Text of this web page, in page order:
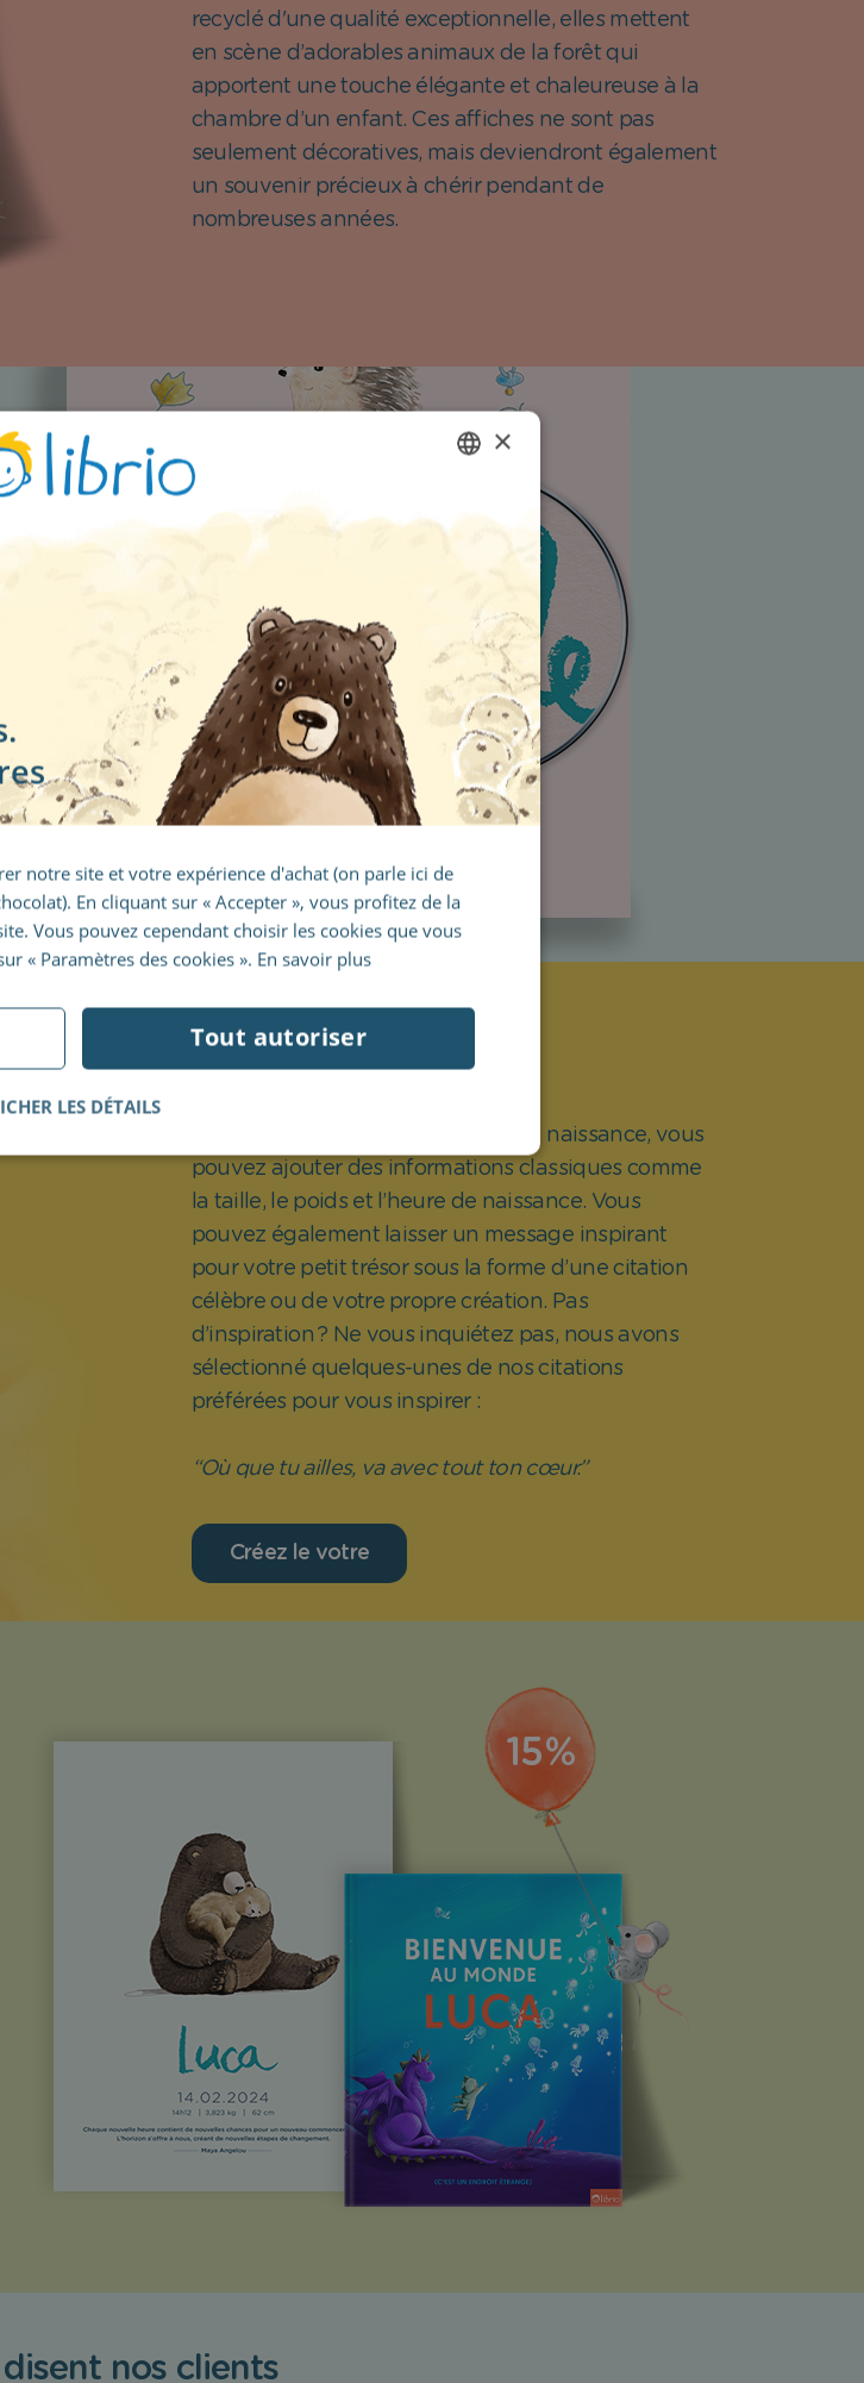
recyclé d'une qualité exceptionnelle, elles mettent
en scène d’adorables animaux de la forêt qui
apportent une touche élégante et chaleureuse à la
chambre d’un enfant. Ces affiches ne sont pas
seulement décoratives, mais deviendront également
un souvenir précieux à chérir pendant de
nombreuses années.
Ajoutez votre touche
d’inspiration
En plus du prénom et de la date de naissance, vous
pouvez ajouter des informations classiques comme
la taille, le poids et l’heure de naissance. Vous
pouvez également laisser un message inspirant
pour votre petit trésor sous la forme d’une citation
célèbre ou de votre propre création. Pas
d’inspiration ? Ne vous inquiétez pas, nous avons
sélectionné quelques-unes de nos citations
préférées pour vous inspirer :
“Où que tu ailles, va avec tout ton cœur.”
Créez le votre
nos clients
FRENCH
ITALIAN
×
notre site et votre expérience d'achat (on parle ici de
En cliquant sur « Accepter », vous profitez de la
Vous pouvez cependant choisir les cookies que vous
« Paramètres des cookies ». En savoir plus
Tout autoriser
LES DÉTAILS